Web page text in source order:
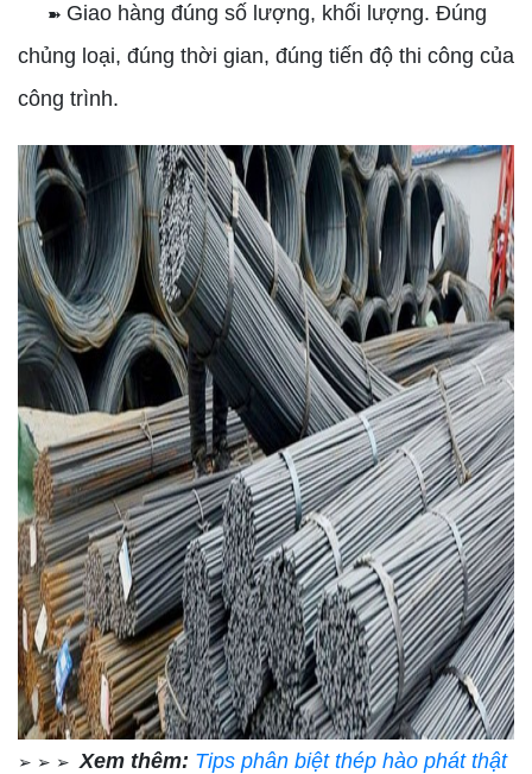
➽ Giao hàng đúng số lượng, khối lượng. Đúng
chủng loại, đúng thời gian, đúng tiến độ thi công của
công trình.
➢ ➢ ➢ Xem thêm: Tips phân biệt thép hào phát thật